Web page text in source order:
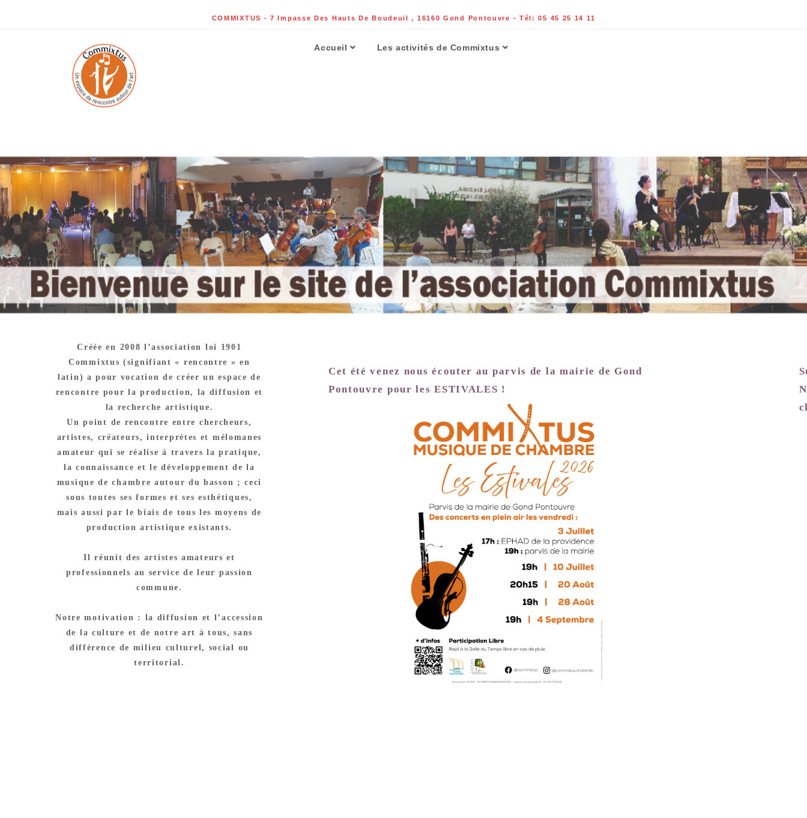
COMMIXTUS - 7 Impasse Des Hauts De Boudeuil , 16160 Gond Pontouvre - Tél: 05 45 25 14 11
Accueil Les activités de Commixtus
Créée en 2008 l’association loi 1901
Commixtus (signifiant « rencontre » en
latin) a pour vocation de créer un espace de
rencontre pour la production, la diffusion et
la recherche artistique.
Un point de rencontre entre chercheurs,
artistes, créateurs, interprètes et mélomanes
amateur qui se réalise à travers la pratique,
la connaissance et le développement de la
musique de chambre autour du basson ; ceci
sous toutes ses formes et ses esthétiques,
mais aussi par le biais de tous les moyens de
production artistique existants.
Il réunit des artistes amateurs et
professionnels au service de leur passion
commune.
Notre motivation : la diffusion et l’accession
de la culture et de notre art à tous, sans
différence de milieu culturel, social ou
territorial.
Cet été venez nous écouter au parvis de la mairie de Gond
Pontouvre pour les ESTIVALES !